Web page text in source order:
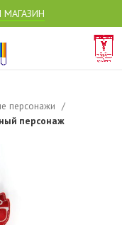
МАГАЗИН
персонажи
персонаж